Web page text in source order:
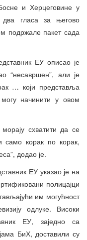
и Херцеговине у
гласа за његово
подржале пакет сада
ЕУ описао је
“несавршен”, али је
… који представља
начинити у овом
схватити да се
само корак по корак,
додао је.
ЕУ указао је на
полицајци
им могућност
одлуке. Високи
ЕУ, заједно са
БиХ, доставили су